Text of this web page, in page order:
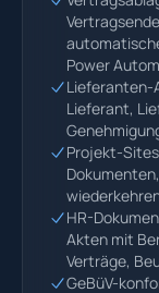
Power
Lieferanten-
Lieferant,
Projekt-
HR-
Akten mit
Verträge,
GeBüV-